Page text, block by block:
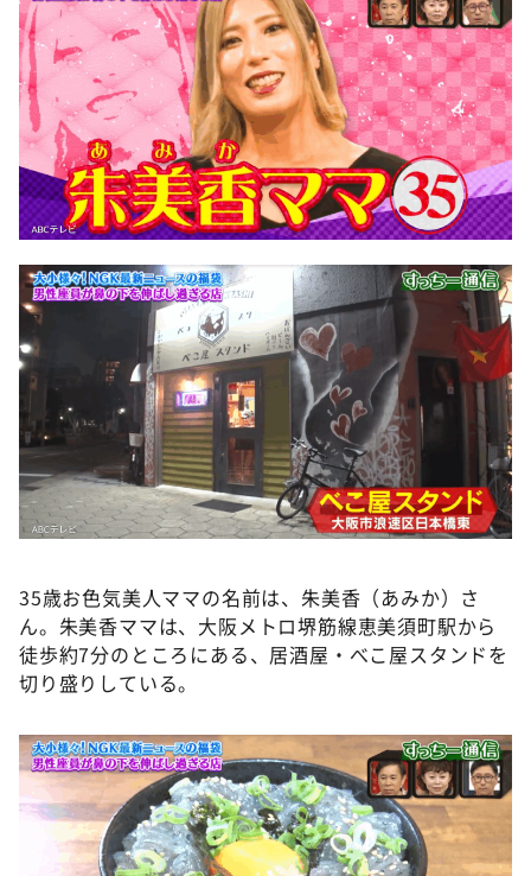
35歳お色気美人ママの名前は、朱美香（あみか）さ
ん。朱美香ママは、大阪メトロ堺筋線恵美須町駅から
徒歩約7分のところにある、居酒屋・べこ屋スタンドを
切り盛りしている。